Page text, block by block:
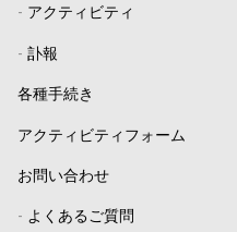
- アクティビティ
- 訃報
各種手続き
アクティビティフォーム
お問い合わせ
- よくあるご質問